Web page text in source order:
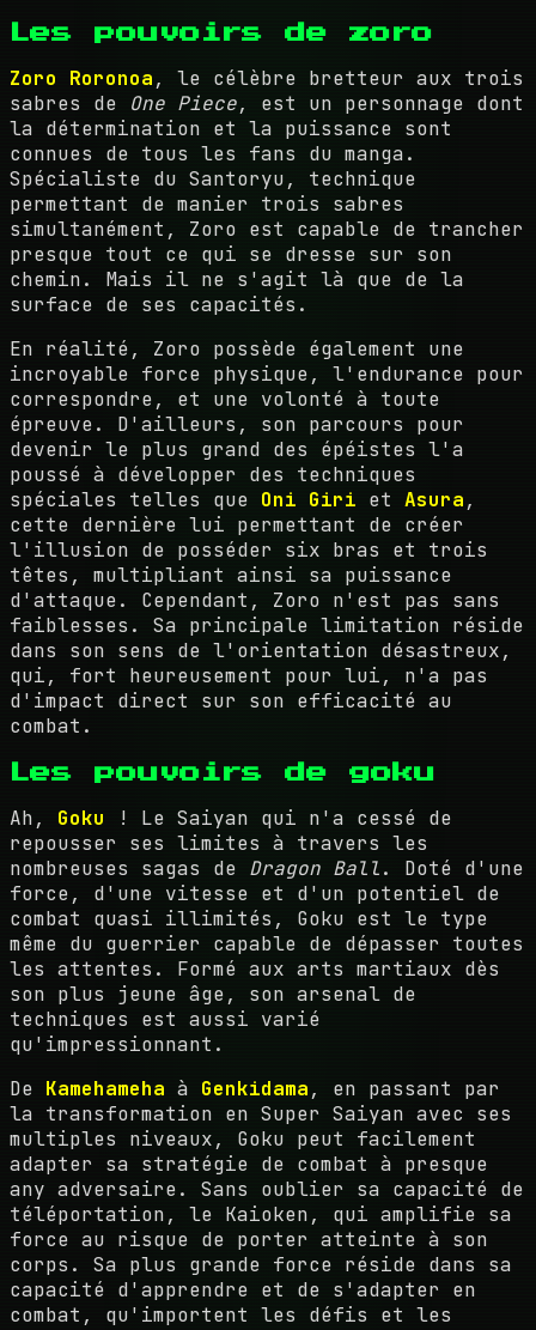
Les pouvoirs de zoro
Zoro Roronoa, le célèbre bretteur aux trois
sabres de One Piece, est un personnage dont
la détermination et la puissance sont
connues de tous les fans du manga.
Spécialiste du Santoryu, technique
permettant de manier trois sabres
simultanément, Zoro est capable de trancher
presque tout ce qui se dresse sur son
chemin. Mais il ne s'agit là que de la
surface de ses capacités.
En réalité, Zoro possède également une
incroyable force physique, l'endurance pour
correspondre, et une volonté à toute
épreuve. D'ailleurs, son parcours pour
devenir le plus grand des épéistes l'a
poussé à développer des techniques
spéciales telles que Oni Giri et Asura,
cette dernière lui permettant de créer
l'illusion de posséder six bras et trois
têtes, multipliant ainsi sa puissance
d'attaque. Cependant, Zoro n'est pas sans
faiblesses. Sa principale limitation réside
dans son sens de l'orientation désastreux,
qui, fort heureusement pour lui, n'a pas
d'impact direct sur son efficacité au
combat.
Les pouvoirs de goku
Ah, Goku ! Le Saiyan qui n'a cessé de
repousser ses limites à travers les
nombreuses sagas de Dragon Ball. Doté d'une
force, d'une vitesse et d'un potentiel de
combat quasi illimités, Goku est le type
même du guerrier capable de dépasser toutes
les attentes. Formé aux arts martiaux dès
son plus jeune âge, son arsenal de
techniques est aussi varié
qu'impressionnant.
De Kamehameha à Genkidama, en passant par
la transformation en Super Saiyan avec ses
multiples niveaux, Goku peut facilement
adapter sa stratégie de combat à presque
any adversaire. Sans oublier sa capacité de
téléportation, le Kaioken, qui amplifie sa
force au risque de porter atteinte à son
corps. Sa plus grande force réside dans sa
capacité d'apprendre et de s'adapter en
combat, qu'importent les défis et les